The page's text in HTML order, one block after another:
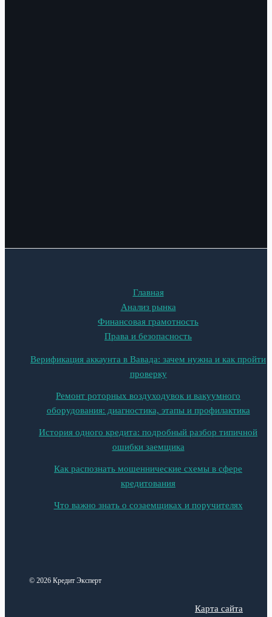
Главная
Анализ рынка
Финансовая грамотность
Права и безопасность
Верификация аккаунта в Вавада: зачем нужна и как пройти
проверку
Ремонт роторных воздуходувок и вакуумного
оборудования: диагностика, этапы и профилактика
История одного кредита: подробный разбор типичной
ошибки заемщика
Как распознать мошеннические схемы в сфере
кредитования
Что важно знать о созаемщиках и поручителях
© 2026 Кредит Эксперт
Карта сайта